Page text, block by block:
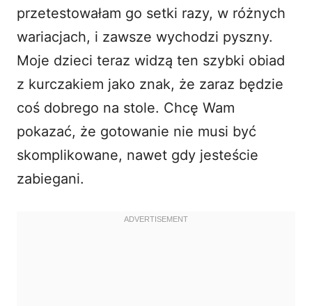
przetestowałam go setki razy, w różnych
wariacjach, i zawsze wychodzi pyszny.
Moje dzieci teraz widzą ten szybki obiad
z kurczakiem jako znak, że zaraz będzie
coś dobrego na stole. Chcę Wam
pokazać, że gotowanie nie musi być
skomplikowane, nawet gdy jesteście
zabiegani.